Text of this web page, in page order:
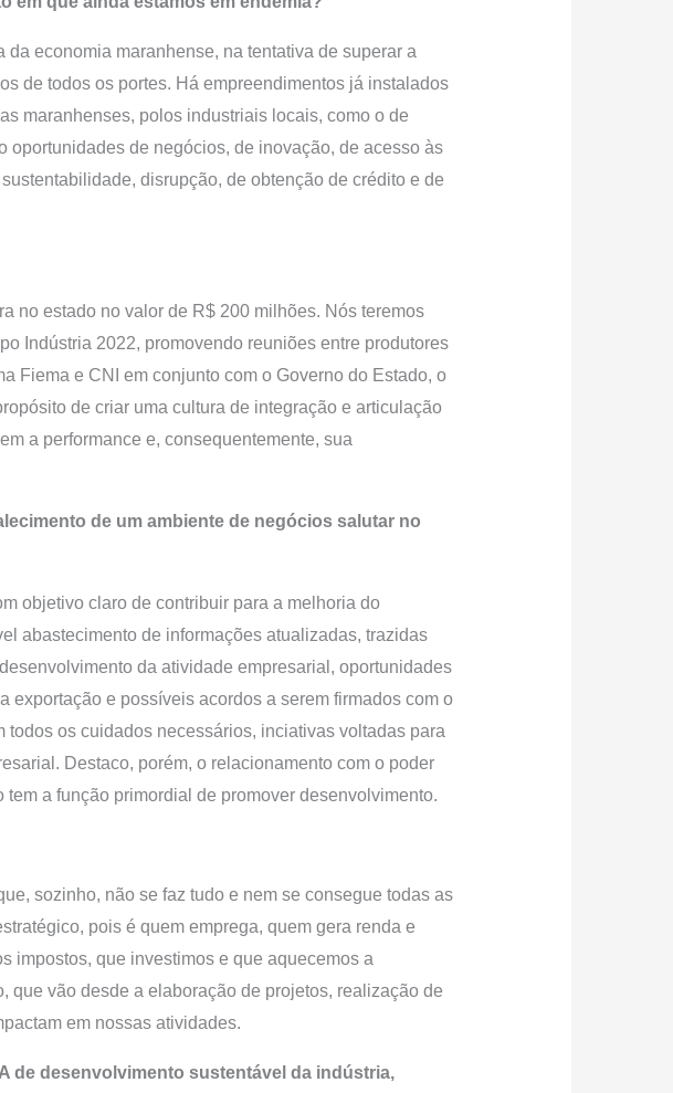
economia maranhense, na tentativa de superar a
de todos os portes. Há empreendimentos já instalados
maranhenses, polos industriais locais, como o de
oportunidades de negócios, de inovação, de acesso às
disrupção, de obtenção de crédito e de
no estado no valor de R$ 200 milhões. Nós teremos
Indústria 2022, promovendo reuniões entre produtores
Fiema e CNI em conjunto com o Governo do Estado, o
de criar uma cultura de integração e articulação
a performance e, consequentemente, sua
de um ambiente de negócios salutar no
objetivo claro de contribuir para a melhoria do
abastecimento de informações atualizadas, trazidas
da atividade empresarial, oportunidades
e possíveis acordos a serem firmados com o
os cuidados necessários, inciativas voltadas para
Destaco, porém, o relacionamento com o poder
a função primordial de promover desenvolvimento.
sozinho, não se faz tudo e nem se consegue todas as
pois é quem emprega, quem gera renda e
impostos, que investimos e que aquecemos a
que vão desde a elaboração de projetos, realização de
em nossas atividades.
de desenvolvimento sustentável da indústria,